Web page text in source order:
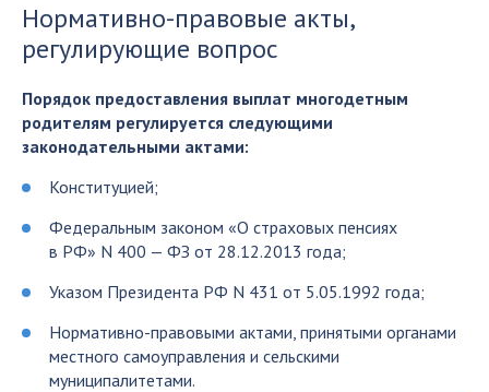
Нормативно-правовые акты,
регулирующие вопрос
Порядок предоставления выплат многодетным
родителям регулируется следующими
законодательными актами:
Конституцией;
Федеральным законом «О страховых пенсиях
в РФ» N 400 — ФЗ от 28.12.2013 года;
Указом Президента РФ N 431 от 5.05.1992 года;
Нормативно-правовыми актами, принятыми органами
местного самоуправления и сельскими
муниципалитетами.